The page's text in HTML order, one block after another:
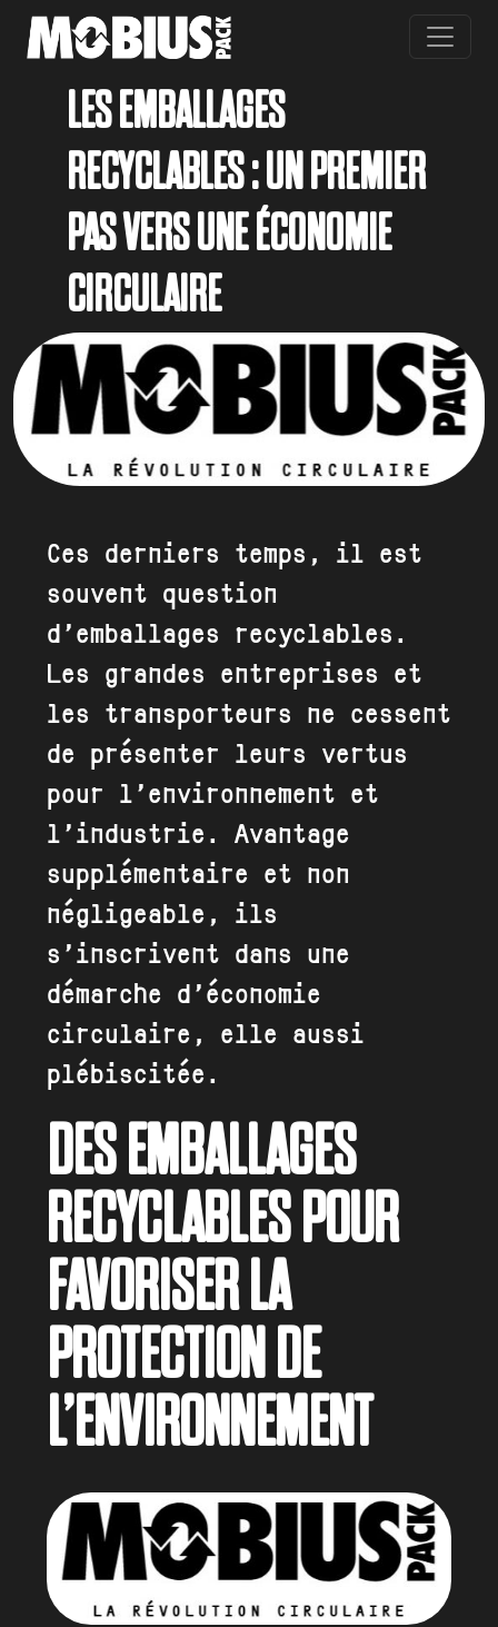
Skip to main content
LES EMBALLAGES
RECYCLABLES : UN PREMIER
PAS VERS UNE ÉCONOMIE
CIRCULAIRE
Ces derniers temps, il est
souvent question
d’emballages recyclables.
Les grandes entreprises et
les transporteurs ne cessent
de présenter leurs vertus
pour l’environnement et
l’industrie. Avantage
supplémentaire et non
négligeable, ils
s’inscrivent dans une
démarche d’économie
circulaire, elle aussi
plébiscitée.
DES EMBALLAGES
RECYCLABLES POUR
FAVORISER LA
PROTECTION DE
L’ENVIRONNEMENT